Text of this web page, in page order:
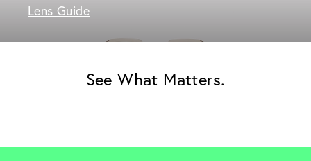
Lens Guide
See What Matters.